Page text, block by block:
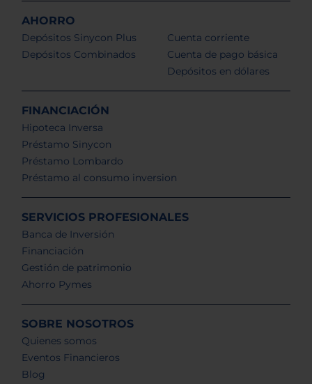
AHORRO
Depósitos Sinycon Plus
Depósitos Combinados
Cuenta corriente
Cuenta de pago básica
Depósitos en dólares
FINANCIACIÓN
Hipoteca Inversa
Préstamo Sinycon
Préstamo Lombardo
Préstamo al consumo inversion
SERVICIOS PROFESIONALES
Banca de Inversión
Financiación
Gestión de patrimonio
Ahorro Pymes
SOBRE NOSOTROS
Quienes somos
Eventos Financieros
Blog